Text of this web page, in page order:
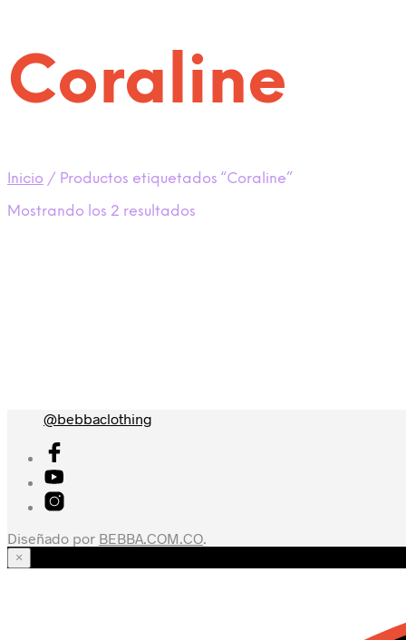
Coraline
Inicio / Productos etiquetados “Coraline”
Mostrando los 2 resultados
@bebbaclothing
Diseñado por BEBBA.COM.CO.
×